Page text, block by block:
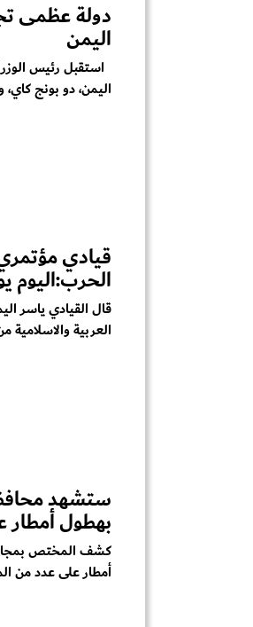
دولة عظمى
اليمن
استقبل ‏رئيس
اليمن، دو بونج كاي،
قيادي
الحرب:اليوم
قال القيادي ياسر
العربية والاسلامية
ستشهد
بهطول أمطار
كشف المختص
أمطار على عدد من